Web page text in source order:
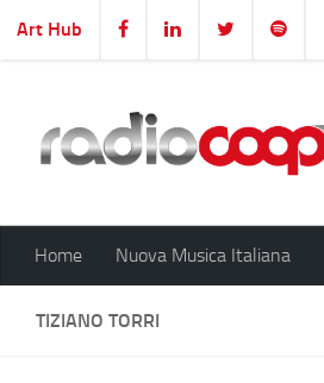
Salta al contenuto
Art Hub
Home Nuova Musica Italiana
TIZIANO TORRI